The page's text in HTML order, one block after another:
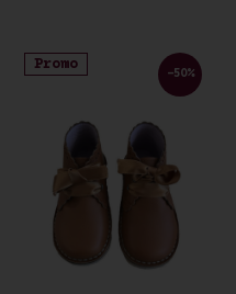
Promo
-50%